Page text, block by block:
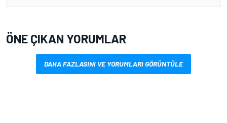
ÖNE ÇIKAN YORUMLAR
DAHA FAZLASINI VE YORUMLARI GÖRÜNTÜLE